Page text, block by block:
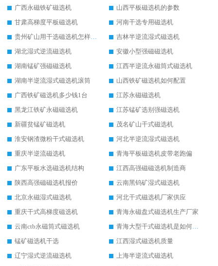
广西永磁铁矿磁选机
山西平板磁选机的参数
甘肃高梯度平板磁选机
河南干选专用磁选机
贵州矿山用干选磁选机怎样调磁
吉林半逆流湿式磁选机
湖北湿式逆流磁选机
安徽小型强磁磁选机
湖南锰矿强磁磁选机
江西半逆流永磁筒式磁选机
湖南半逆流湿式磁选机滚筒
山西铁矿磁选机如何配置
广西铁矿磁选机多少钱1台
江苏永磁磁选机
黑龙江铁矿永磁磁选机
江苏锰矿选别强磁选机
新疆贫锰矿磁选机
茂名矿山干式磁选机
淮安钢渣微粉干式磁选机
河北半逆流湿式磁选机
重庆半逆流磁选机
青海平板磁选机皮带老跑偏
广东平板水选磁选机结构
江西高强磁磁选机制造商
陕西高强磁磁选机报价
云南黑钨矿湿式磁选机
北京永磁湿式磁选机
河北干式磁选机厂家供应
重庆干式高梯度磁选机
青海永磁盘式磁选机生产厂家
云南ctb永磁筒式磁选机
青海大型干式磁选机是如何选矿的
锰矿磁选机干选
江西湿式磁选机质量
辽宁湿式逆流磁选机
上海半逆流式磁选机